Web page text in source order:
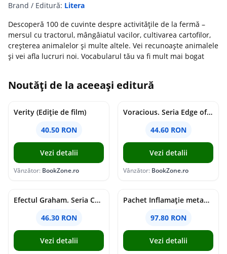
Brand / Editură: Litera
Descoperă 100 de cuvinte despre activitățile de la fermă –
mersul cu tractorul, mângâiatul vacilor, cultivarea cartofilor,
creșterea animalelor și multe altele. Vei recunoaște animalele
și vei afla lucruri noi. Vocabularul tău va fi mult mai bogat
Noutăți de la aceeași editură
Verity (Ediție de film)
40.50 RON
Vezi detalii
Vânzător: BookZone.ro
Voracious. Seria Edge of Darkness Vol.2
44.60 RON
Vezi detalii
Vânzător: BookZone.ro
Efectul Graham. Seria Campus Diaries Vol.1
46.30 RON
Vezi detalii
Pachet Inflamație metabolism și creier
97.80 RON
Vezi detalii